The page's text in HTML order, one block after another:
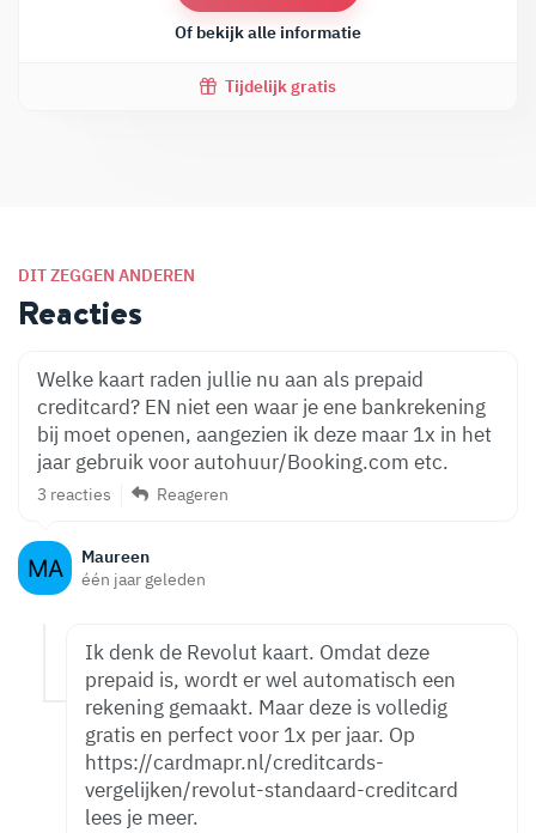
Of bekijk alle informatie
Tijdelijk gratis
DIT ZEGGEN ANDEREN
Reacties
Maureen
één jaar geleden
Welke kaart raden jullie nu aan als prepaid
creditcard? EN niet een waar je ene bankrekening
bij moet openen, aangezien ik deze maar 1x in het
jaar gebruik voor autohuur/Booking.com etc.
3 reacties Reageren
Ik denk de Revolut kaart. Omdat deze
prepaid is, wordt er wel automatisch een
rekening gemaakt. Maar deze is volledig
gratis en perfect voor 1x per jaar. Op
https://cardmapr.nl/creditcards-
vergelijken/revolut-standaard-creditcard
lees je meer.